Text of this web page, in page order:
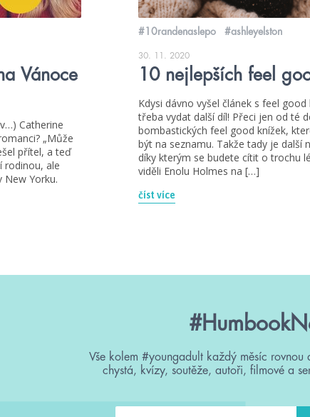
Vánoce
Catherine
„Může
přítel, a teď
rodinou, ale
Yorku.
#10randenaslepo #ashleyelston
30. 11. 2020
10 nejlepších feel
Kdysi dávno vyšel článek s feel
třeba vydat další díl! Přeci jen od té
bombastických feel good knížek,
být na seznamu. Takže tady je další
díky kterým se budete cítit o trochu
viděli Enolu Holmes na […]
číst více
Vše kolem #youngadult každý měsíc
chystá, kvízy, soutěže, autoři, filmové a